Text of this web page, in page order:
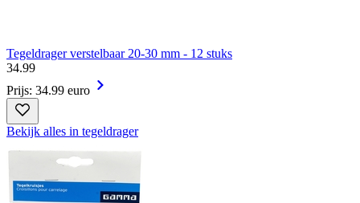
Tegeldrager verstelbaar 20-30 mm - 12 stuks
34.99
Prijs: 34.99 euro
Bekijk alles in tegeldrager